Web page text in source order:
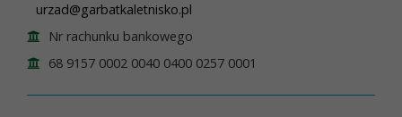
urzad@garbatkaletnisko.pl
Nr rachunku bankowego
68 9157 0002 0040 0400 0257 0001